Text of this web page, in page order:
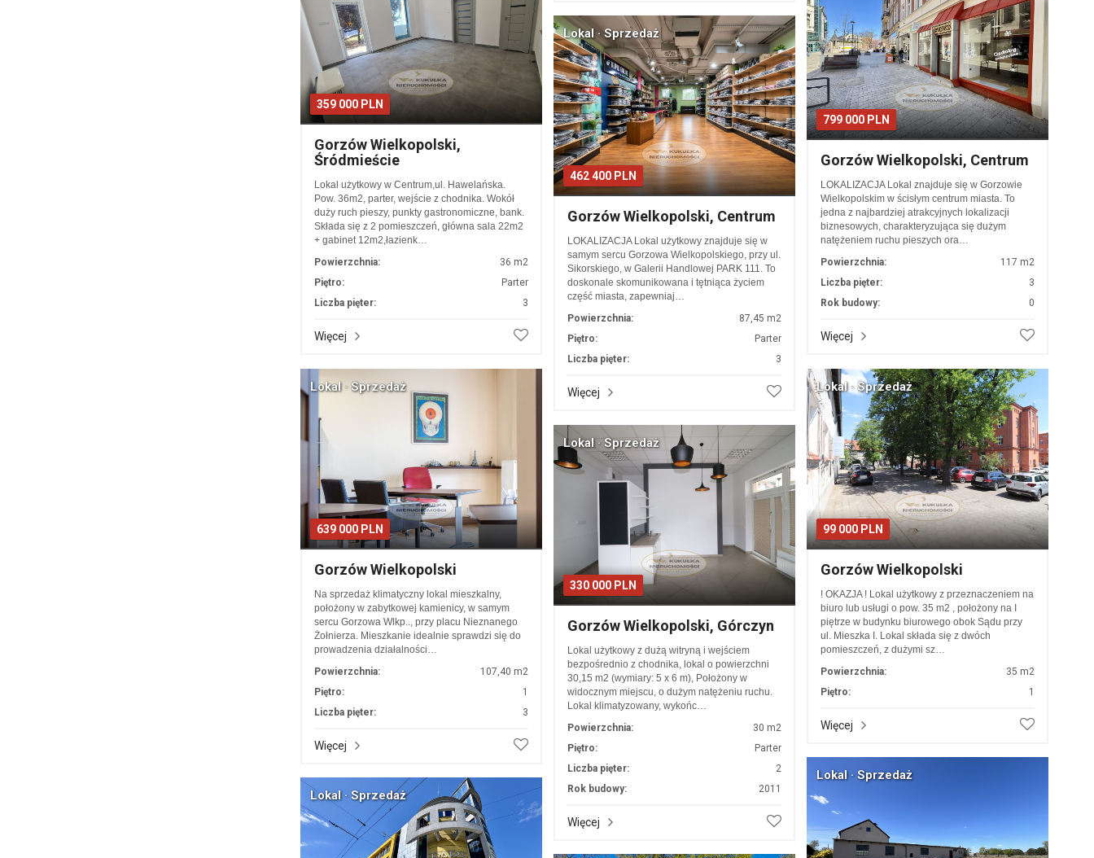
359 000 PLN
Gorzów Wielkopolski,
Śródmieście
Lokal użytkowy w Centrum,ul. Hawelańska.
Pow. 36m2, parter, wejście z chodnika. Wokół
duży ruch pieszy, punkty gastronomiczne, bank.
Składa się z 2 pomieszczeń, główna sala 22m2
+ gabinet 12m2,łazienk…
Powierzchnia:
36 m2
Piętro:
Parter
Liczba pięter:
3
Więcej
799 000 PLN
Gorzów Wielkopolski, Centrum
LOKALIZACJA Lokal znajduje się w Gorzowie
Wielkopolskim w ścisłym centrum miasta. To
jedna z najbardziej atrakcyjnych lokalizacji
biznesowych, charakteryzująca się dużym
natężeniem ruchu pieszych ora…
Powierzchnia:
117 m2
Liczba pięter:
3
Rok budowy:
0
Więcej
462 400 PLN
Lokal · Sprzedaż
Gorzów Wielkopolski, Centrum
LOKALIZACJA Lokal użytkowy znajduje się w
samym sercu Gorzowa Wielkopolskiego, przy ul.
Sikorskiego, w Galerii Handlowej PARK 111. To
doskonale skomunikowana i tętniąca życiem
część miasta, zapewniaj…
Powierzchnia:
87,45 m2
Piętro:
Parter
Liczba pięter:
3
Więcej
639 000 PLN
Lokal · Sprzedaż
Gorzów Wielkopolski
Na sprzedaż klimatyczny lokal mieszkalny,
położony w zabytkowej kamienicy, w samym
sercu Gorzowa Wlkp.., przy placu Nieznanego
Żołnierza. Mieszkanie idealnie sprawdzi się do
prowadzenia działalności…
Powierzchnia:
107,40 m2
Piętro:
1
Liczba pięter:
3
Więcej
99 000 PLN
Lokal · Sprzedaż
Gorzów Wielkopolski
! OKAZJA ! Lokal użytkowy z przeznaczeniem na
biuro lub usługi o pow. 35 m2 , położony na I
piętrze w budynku biurowego obok Sądu przy
ul. Mieszka I. Lokal składa się z dwóch
pomieszczeń, z dużymi sz…
Powierzchnia:
35 m2
Piętro:
1
Więcej
330 000 PLN
Lokal · Sprzedaż
Gorzów Wielkopolski, Górczyn
Lokal użytkowy z dużą witryną i wejściem
bezpośrednio z chodnika, lokal o powierzchni
30,15 m2 (wymiary: 5 x 6 m), Położony w
widocznym miejscu, o dużym natężeniu ruchu.
Lokal klimatyzowany, wykońc…
Powierzchnia:
30 m2
Piętro:
Parter
Liczba pięter:
2
Rok budowy:
2011
Więcej
Lokal · Sprzedaż
Lokal · Sprzedaż